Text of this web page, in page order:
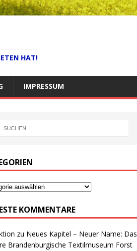
HAT!
IMPRESSUM
KOMMENTARE
zu Neues Kapitel – Neuer Name: Das
Brandenburgische Textilmuseum Forst